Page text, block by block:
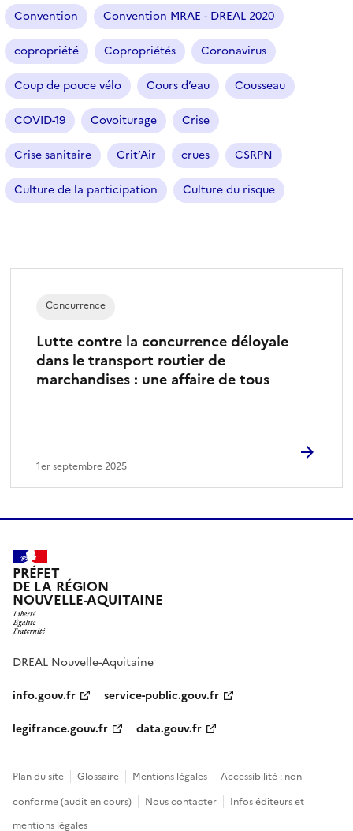
Convention Convention MRAE - DREAL 2020
copropriété Copropriétés Coronavirus
Coup de pouce vélo Cours d’eau Cousseau
COVID-19 Covoiturage Crise
Crise sanitaire Crit’Air crues CSRPN
Culture de la participation Culture du risque
Lutte contre la concurrence déloyale
dans le transport routier de
marchandises : une affaire de tous
Concurrence
1er septembre 2025
PRÉFET
DE LA RÉGION
NOUVELLE-AQUITAINE
DREAL Nouvelle-Aquitaine
info.gouv.fr
service-public.gouv.fr
legifrance.gouv.fr
data.gouv.fr
Plan du site Glossaire Mentions légales
Accessibilité : non
conforme (audit en cours)
Nous contacter
Infos éditeurs et
mentions légales